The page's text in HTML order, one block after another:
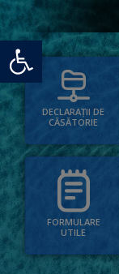
Deschide bara de unelte
DECLARAȚII DE
CĂSĂTORIE
FORMULARE
UTILE